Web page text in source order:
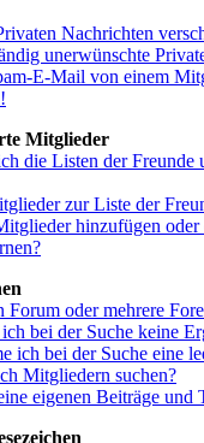
Nachrichten
unerwünschte
E-Mail von einem
Mitglieder
die Listen der Freunde
zur Liste der
hinzufügen oder
Forum oder mehrere
bei der Suche keine
ich bei der Suche eine
Mitgliedern suchen?
eigenen Beiträge und